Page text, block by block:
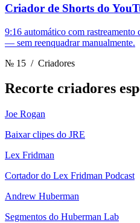
Criador de Shorts do
9:16 automático com rastreamento
— sem reenquadrar manualmente.
№ 15 / Criadores
Recorte criadores
Joe Rogan
Baixar clipes do JRE
Lex Fridman
Cortador do Lex Fridman Podcast
Andrew Huberman
Segmentos do Huberman Lab